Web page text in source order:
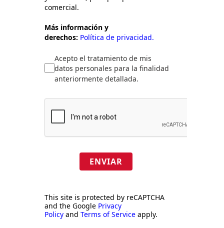
comercial.
Más información y
derechos: Política de privacidad.
Acepto el tratamiento de mis
datos personales para la finalidad
anteriormente detallada.
ENVIAR
This site is protected by reCAPTCHA
and the Google Privacy
Policy and Terms of Service apply.